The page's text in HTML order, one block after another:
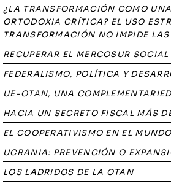
¿LA TRANSFORMACIÓN COMO
ORTODOXIA CRÍTICA? EL USO
TRANSFORMACIÓN NO IMPIDE
RECUPERAR EL MERCOSUR
FEDERALISMO, POLÍTICA Y
UE-OTAN, UNA
HACIA UN SECRETO FISCAL MÁS
EL COOPERATIVISMO EN EL MUNDO
UCRANIA: PREVENCIÓN O
LOS LADRIDOS DE LA OTAN